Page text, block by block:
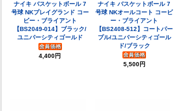
ナイキ バスケットボール 7
号球 NKプレイグランド コー
ビー・ブライアント
【BS2049-014】ブラック/
ユニバーシティゴールド
4,400円
ナイキ バスケットボール 7
号球 NKオールコート コービ
ー・ブライアント
【BS2408-512】コートパー
プル/ユニバーシティゴール
ド/ブラック
5,500円